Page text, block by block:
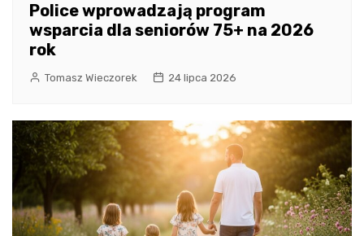
Police wprowadzają program
wsparcia dla seniorów 75+ na 2026
rok
Tomasz Wieczorek 24 lipca 2026